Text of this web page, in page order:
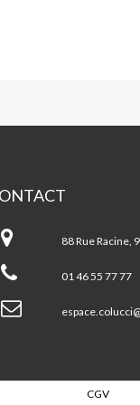
88 Rue Racine,
01 46 55 77 77
CGV